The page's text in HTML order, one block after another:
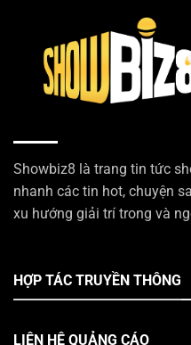
Showbiz8 là trang tin tức
nhanh các tin hot, chuyện
xu hướng giải trí trong và
HỢP TÁC TRUYỀN THÔNG
LIÊN HỆ QUẢNG CÁO